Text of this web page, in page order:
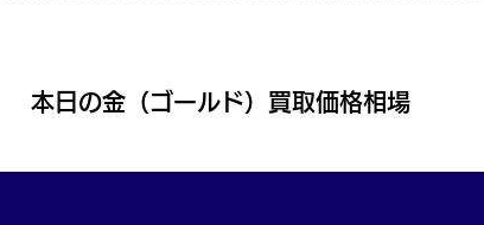
本日の金（ゴールド）買取価格相場